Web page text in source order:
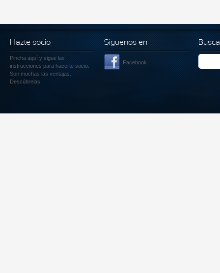
Hazte socio
Pincha aquí y sigue las
instrucciones para hacerte socio.
Son muchas las ventajas.
Descúbrelas!
Siguenos en
Facebook